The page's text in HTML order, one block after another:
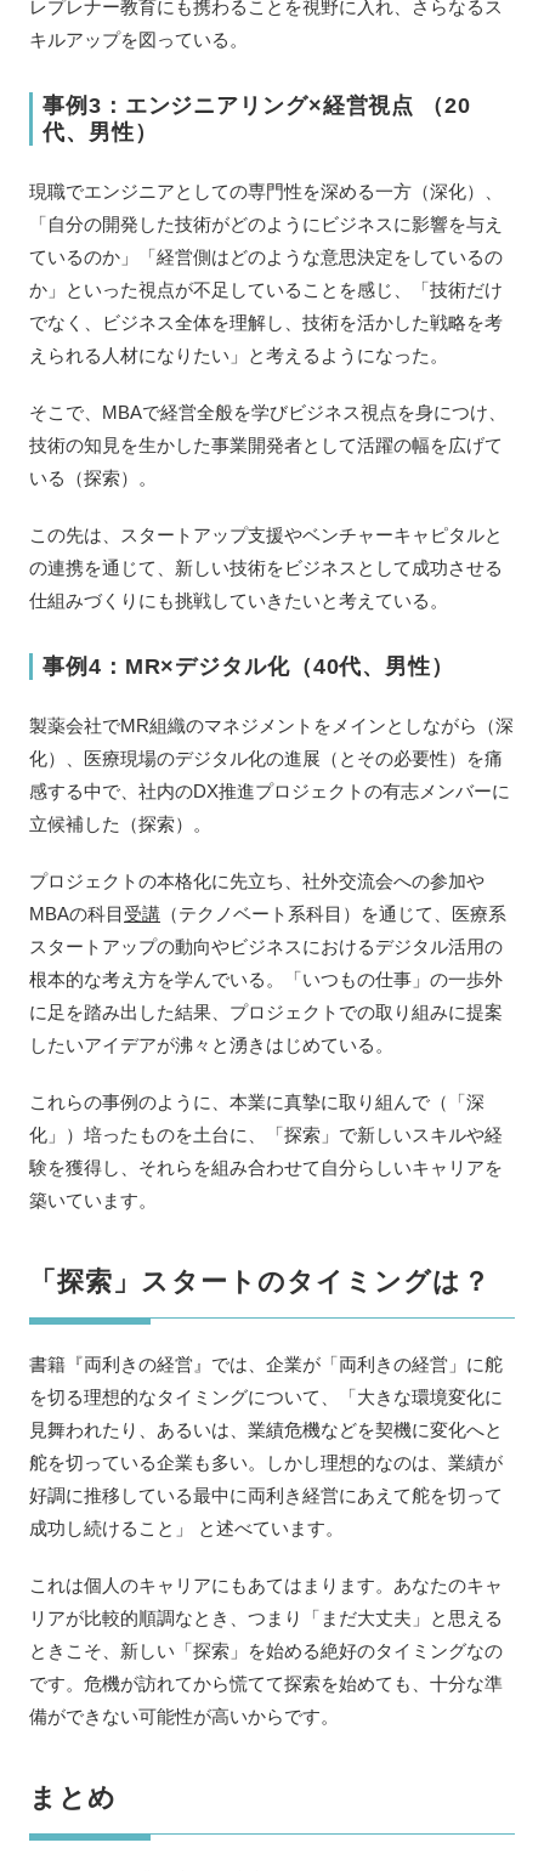
レプレナー教育にも携わることを視野に入れ、さらなるス
キルアップを図っている。
事例3：エンジニアリング×経営視点 （20
代、男性）
現職でエンジニアとしての専門性を深める一方（深化）、
「自分の開発した技術がどのようにビジネスに影響を与え
ているのか」「経営側はどのような意思決定をしているの
か」といった視点が不足していることを感じ、「技術だけ
でなく、ビジネス全体を理解し、技術を活かした戦略を考
えられる人材になりたい」と考えるようになった。
そこで、MBAで経営全般を学びビジネス視点を身につけ、
技術の知見を生かした事業開発者として活躍の幅を広げて
いる（探索）。
この先は、スタートアップ支援やベンチャーキャピタルと
の連携を通じて、新しい技術をビジネスとして成功させる
仕組みづくりにも挑戦していきたいと考えている。
事例4：MR×デジタル化（40代、男性）
製薬会社でMR組織のマネジメントをメインとしながら（深
化）、医療現場のデジタル化の進展（とその必要性）を痛
感する中で、社内のDX推進プロジェクトの有志メンバーに
立候補した（探索）。
プロジェクトの本格化に先立ち、社外交流会への参加や
MBAの科目 受講 （テクノベート系科目）を通じて、医療系
スタートアップの動向やビジネスにおけるデジタル活用の
根本的な考え方を学んでいる。「いつもの仕事」の一歩外
に足を踏み出した結果、プロジェクトでの取り組みに提案
したいアイデアが沸々と湧きはじめている。
これらの事例のように、本業に真摯に取り組んで（「深
化」）培ったものを土台に、「探索」で新しいスキルや経
験を獲得し、それらを組み合わせて自分らしいキャリアを
築いています。
「探索」スタートのタイミングは？
書籍『両利きの経営』では、企業が「両利きの経営」に舵
を切る理想的なタイミングについて、「大きな環境変化に
見舞われたり、あるいは、業績危機などを契機に変化へと
舵を切っている企業も多い。しかし理想的なのは、業績が
好調に推移している最中に両利き経営にあえて舵を切って
成功し続けること」 と述べています。
これは個人のキャリアにもあてはまります。あなたのキャ
リアが比較的順調なとき、つまり「まだ大丈夫」と思える
ときこそ、新しい「探索」を始める絶好のタイミングなの
です。危機が訪れてから慌てて探索を始めても、十分な準
備ができない可能性が高いからです。
まとめ